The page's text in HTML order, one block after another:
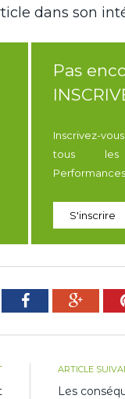
dans son
Pas
Inscrivez-
tous
S'inscrire
Facebook
ARTICLE
Les